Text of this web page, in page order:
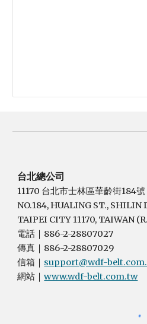
台北總公司
11170 台北市士林區華齡街184號
NO.184, HUALING ST., SHILIN
TAIPEI CITY 11170, TAIWAN
電話
886-2-28807027
傳真
886-2-28807029
信箱
support@wdf-
網站 ｜www.wdf-belt.com.tw